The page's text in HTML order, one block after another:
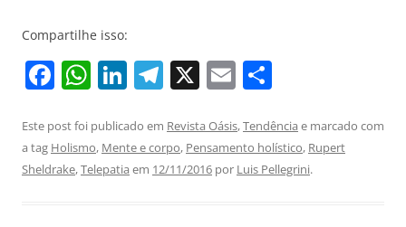
Compartilhe isso:
F
c
e
W
at
s
Li
k
e
T
e
gr
X E
ai
l
ar
e
Este post foi publicado em Revista Oásis,Tendência e marcado com
a tag Holismo, Mente e corpo, Pensamento holístico, Rupert
Sheldrake,Telepatia em 12/11/2016 por Luis Pellegrini.